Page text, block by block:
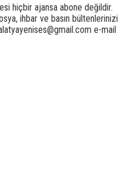
hiçbir ajansa abone değildir.
ihbar ve basın bültenlerinizi
e-mail